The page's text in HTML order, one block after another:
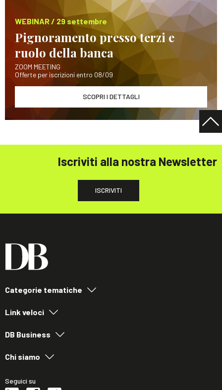
WEBINAR / 29 settembre
Pignoramento presso terzi e
ruolo della banca
ZOOM MEETING
Offerte per iscrizioni entro 08/09
SCOPRI I DETTAGLI
Iscriviti alla nostra Newsletter
ISCRIVITI
Categorie tematiche
Link veloci
DB Business
Chi siamo
Seguici su